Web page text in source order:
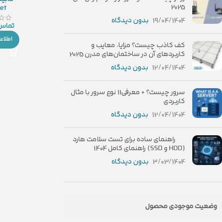
2025
19/04/1404 بدون دیدگاه
کف کاذب چیست؟ مزایا، معایب و
کاربردهای آن در ساختمان‌های مدرن 2025
12/04/1404 بدون دیدگاه
سرور چیست؟ + معرفی11 نوع سرور با مثال
کاربردی
12/04/1404 بدون دیدگاه
راهنمای ساده برای تست سلامت هارد
(HDD و SSD) راهنمای کامل 1404
3/03/1404 بدون دیدگاه
وضعیت موجودی محصول